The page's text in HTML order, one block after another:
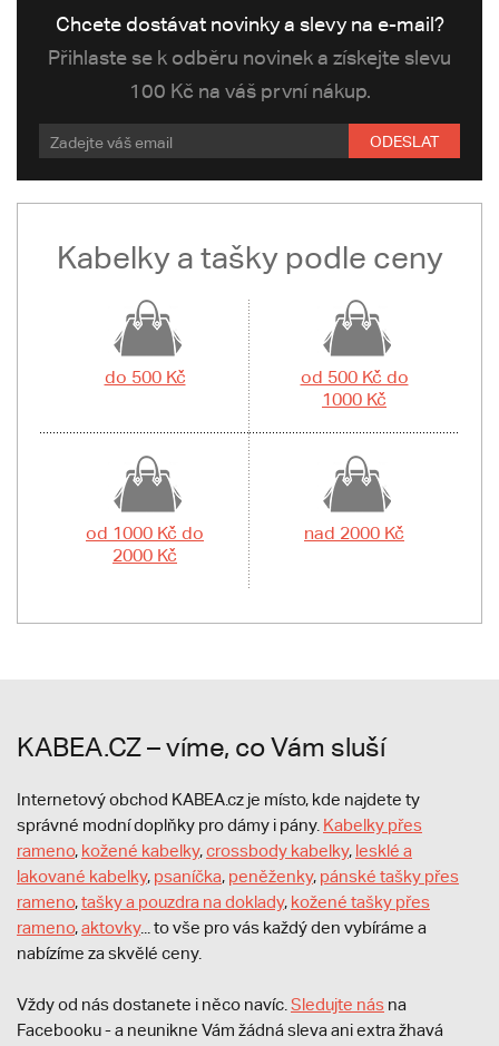
Chcete dostávat novinky a slevy na e-mail?
Přihlaste se k odběru novinek a získejte slevu
100 Kč na váš první nákup.
ODESLAT
Kabelky a tašky podle ceny
do 500 Kč
od 500 Kč do
1000 Kč
od 1000 Kč do
2000 Kč
nad 2000 Kč
KABEA.CZ – víme, co Vám sluší
Internetový obchod KABEA.cz je místo, kde najdete ty
správné modní doplňky pro dámy i pány. Kabelky přes
rameno, kožené kabelky,crossbody kabelky, lesklé a
lakované kabelky, psaníčka, peněženky, pánské tašky přes
rameno,tašky a pouzdra na doklady, kožené tašky přes
rameno,aktovky... to vše pro vás každý den vybíráme a
nabízíme za skvělé ceny.
Vždy od nás dostanete i něco navíc. Sledujte nás na
Facebooku - a neunikne Vám žádná sleva ani extra žhavá